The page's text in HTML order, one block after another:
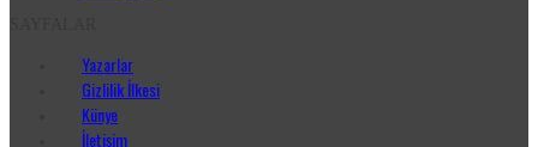
Yazarlar
Gizlilik İlkesi
Künye
İletişim